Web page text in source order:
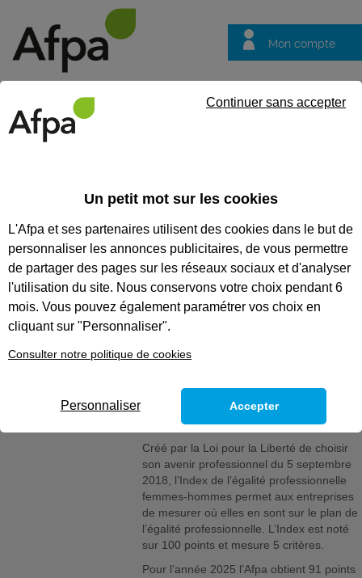
Mon compte
questions
Connaître l'Afpa chiffres clés
L'index d'égalité
femmes-hommes
de l'Afpa
Une note de 91/100 pour l’Afpa à l’index
d’égalité professionnelle femmes-
hommes.
Créé par la Loi pour la Liberté de choisir
son avenir professionnel du 5 septembre
2018, l’Index de l’égalité professionnelle
femmes-hommes permet aux entreprises
de mesurer où elles en sont sur le plan de
l’égalité professionnelle. L’Index est noté
sur 100 points et mesure 5 critères.
Pour l’année 2025 l’Afpa obtient 91 points
Un petit mot sur les cookies
L'Afpa et ses partenaires utilisent des cookies dans le but de
personnaliser les annonces publicitaires, de vous permettre
de partager des pages sur les réseaux sociaux et d'analyser
l'utilisation du site. Nous conservons votre choix pendant 6
mois. Vous pouvez également paramétrer vos choix en
cliquant sur "Personnaliser".
Consulter notre politique de cookies
Continuer sans accepter
Personnaliser Accepter